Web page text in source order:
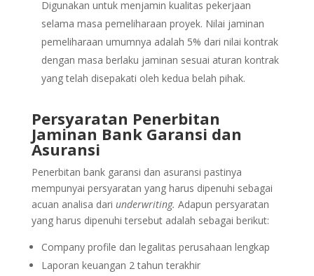
Digunakan untuk menjamin kualitas pekerjaan
selama masa pemeliharaan proyek. Nilai jaminan
pemeliharaan umumnya adalah 5% dari nilai kontrak
dengan masa berlaku jaminan sesuai aturan kontrak
yang telah disepakati oleh kedua belah pihak.
Persyaratan Penerbitan
Jaminan Bank Garansi dan
Asuransi
Penerbitan bank garansi dan asuransi pastinya
mempunyai persyaratan yang harus dipenuhi sebagai
acuan analisa dari underwriting. Adapun persyaratan
yang harus dipenuhi tersebut adalah sebagai berikut:
Company profile dan legalitas perusahaan lengkap
Laporan keuangan 2 tahun terakhir